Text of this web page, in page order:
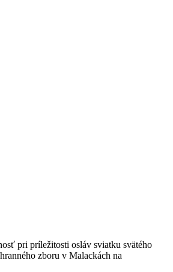
pri príležitosti osláv sviatku svätého
zboru v Malackách na